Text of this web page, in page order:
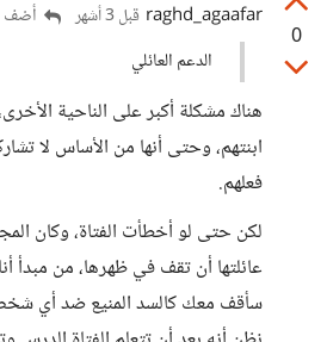
0
raghd_agaafar قبل 3 أشهر
أضف
الدعم العائلي
هناك مشكلة أكبر على الناحية
ابنتهم، وحتى أنها من الأساس لا
فعلهم.
لكن حتى لو أخطأت الفتاة، وكان
عائلتها أن تقف في ظهرها، من مبدأ
سأقف معك كالسد المنيع ضد أي